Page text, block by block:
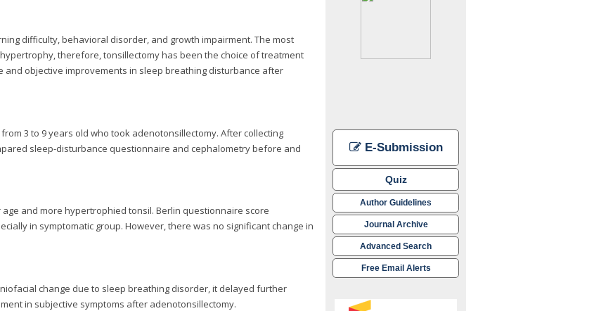
E-Submission
Quiz
Author Guidelines
Journal Archive
Advanced Search
Free Email Alerts
difficulty, behavioral disorder, and growth impairment. The most
therefore, tonsillectomy has been the choice of treatment
and objective improvements in sleep breathing disturbance after
3 to 9 years old who took adenotonsillectomy. After collecting
sleep-disturbance questionnaire and cephalometry before and
and more hypertrophied tonsil. Berlin questionnaire score
in symptomatic group. However, there was no significant change in
change due to sleep breathing disorder, it delayed further
in subjective symptoms after adenotonsillectomy.